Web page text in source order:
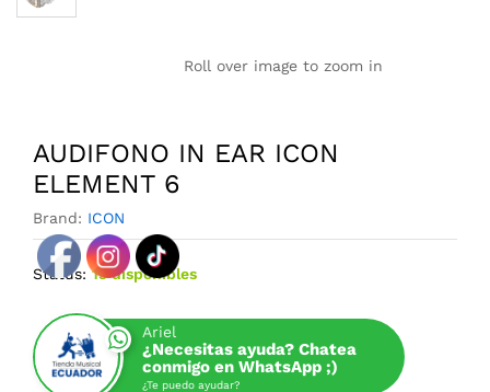
Roll over image to zoom in
AUDIFONO IN EAR ICON
ELEMENT 6
Brand: ICON
Status: 15 disponibles
Ariel
¿Necesitas ayuda? Chatea
conmigo en WhatsApp ;)
¿Te puedo ayudar?